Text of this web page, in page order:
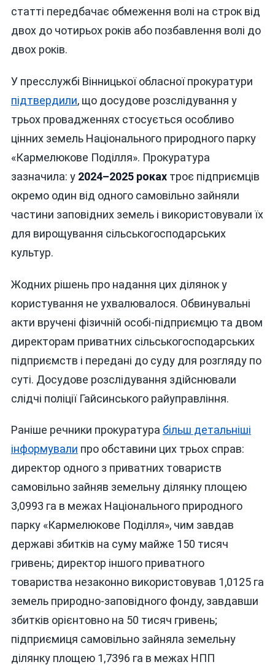
статті передбачає обмеження волі на строк від
двох до чотирьох років або позбавлення волі до
двох років.
У пресслужбі Вінницької обласної прокуратури
підтвердили, що досудове розслідування у
трьох провадженнях стосується особливо
цінних земель Національного природного парку
«Кармелюкове Поділля». Прокуратура
зазначила: у 2024–2025 рокахтроє підприємців
окремо один від одного самовільно зайняли
частини заповідних земель і використовували їх
для вирощування сільськогосподарських
культур.
Жодних рішень про надання цих ділянок у
користування не ухвалювалося. Обвинувальні
акти вручені фізичній особі-підприємцю та двом
директорам приватних сільськогосподарських
підприємств і передані до суду для розгляду по
суті. Досудове розслідування здійснювали
слідчі поліції Гайсинського райуправління.
Раніше речники прокуратура більш детальніші
інформували про обставини цих трьох справ:
директор одного з приватних товариств
самовільно зайняв земельну ділянку площею
3,0993 га в межах Національного природного
парку «Кармелюкове Поділля», чим завдав
державі збитків на суму майже 150 тисяч
гривень; директор іншого приватного
товариства незаконно використовував 1,0125 га
земель природно-заповідного фонду, завдавши
збитків орієнтовно на 50 тисяч гривень;
підприємиця самовільно зайняла земельну
ділянку площею 1,7396 га в межах НПП